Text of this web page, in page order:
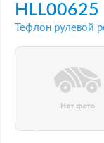
HLL00625
Тефлон рулевой